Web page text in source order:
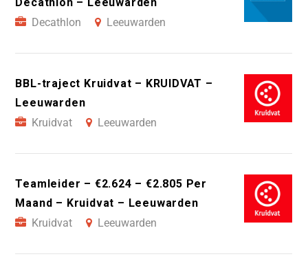
Decathlon
Leeuwarden
BBL-traject Kruidvat – KRUIDVAT –
Leeuwarden
Kruidvat
Leeuwarden
Teamleider – €2.624 – €2.805 Per
Maand – Kruidvat – Leeuwarden
Kruidvat
Leeuwarden